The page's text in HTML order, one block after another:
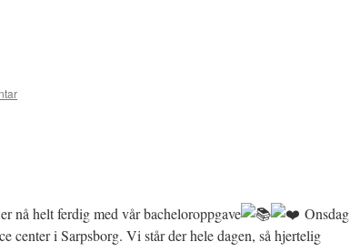
nå helt ferdig med vår bacheloroppgave
Onsdag
center i Sarpsborg. Vi står der hele dagen, så hjertelig